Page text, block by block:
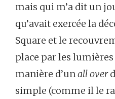
mais qui m’a dit un
qu’avait exercée la
Square et le
place par les
manière d’unall over
simple (comme il le